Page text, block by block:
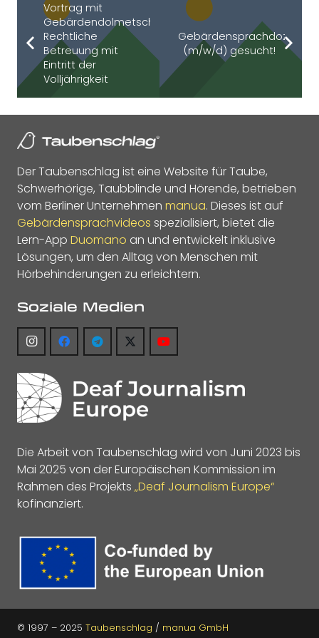
Vortrag mit
Gebärdendolmetscher:
Rechtliche
Betreuung mit
Eintritt der
Volljährigkeit
Gebärdensprachdozent
(m/w/d) gesucht!
Der Taubenschlag ist eine Website für Taube,
Schwerhörige, Taubblinde und Hörende, betrieben
vom Berliner Unternehmen manua. Dieses ist auf
Gebärdensprachvideos spezialisiert, bietet die
Lern-App Duomano an und entwickelt inklusive
Lösungen, um den Alltag von Menschen mit
Hörbehinderungen zu erleichtern.
Soziale Medien
Die Arbeit von Taubenschlag wird von Juni 2023 bis
Mai 2025 von der Europäischen Kommission im
Rahmen des Projekts „Deaf Journalism Europe“
kofinanziert.
© 1997 – 2025 Taubenschlag / manua GmbH